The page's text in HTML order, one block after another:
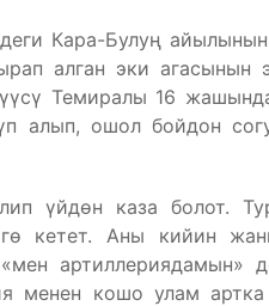
Кара-Булуң
алган эки
Темиралы 16
алып, ошол бойдон
үйдөн каза болот.
кетет. Аны кийин
артиллериядамын»
менен кошо улам